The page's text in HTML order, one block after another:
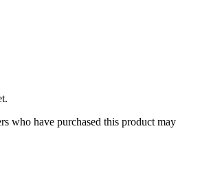
who have purchased this product may